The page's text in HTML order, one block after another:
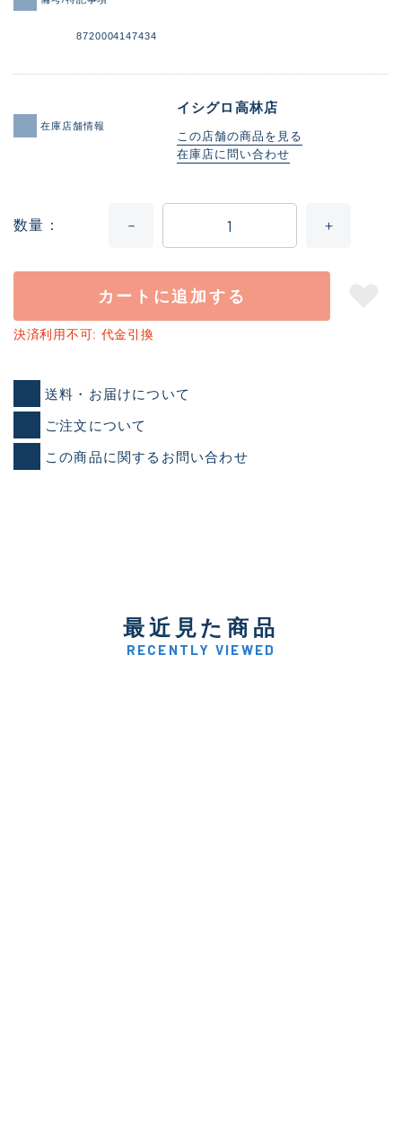
8720004147434
在庫店舗情報
イシグロ高林店
この店舗の商品を見る
在庫店に問い合わせ
数量
カートに追加する
決済利用不可: 代金引換
送料・お届けについて
ご注文について
この商品に関するお問い合わせ
最近見た商品
RECENTLY VIEWED